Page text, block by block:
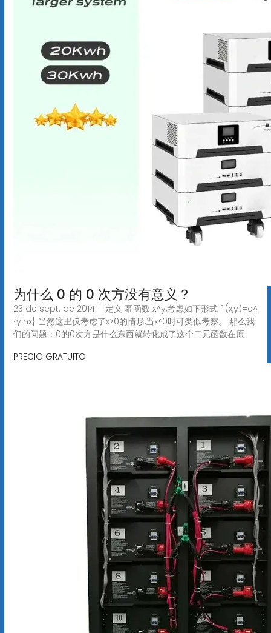
为什么 0 的 0 次方没有意义？
23 de sept. de 2014 · 定义 幂函数 x^y,考虑如下形式 f (x,y)=e^
{ylnx} 当然这里仅考虑了x>0的情形,当x<0时可类似考察。 那么我
们的问题：0的0次方是什么东西就转化成了这个二元函数在原
PRECIO GRATUITO